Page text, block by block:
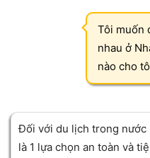
Tôi muốn
nhau ở
nào cho
Đối với du lịch trong nước
là 1 lựa chọn an toàn và